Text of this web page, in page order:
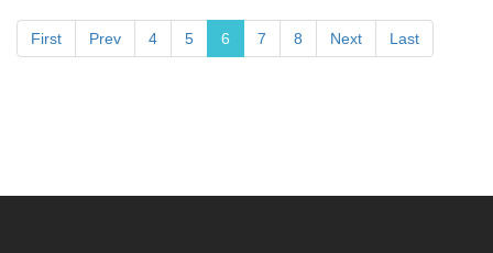
First Prev 4 5 6 7 8 Next Last